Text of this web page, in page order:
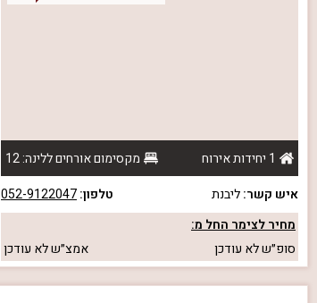
1 יחידות אירוח
מקסימום אורחים ללינה: 12
איש קשר:ליבנת טלפון:052-9122047
מחיר לצימר החל מ:
סופ״שלא עודכן אמצ״שלא עודכן